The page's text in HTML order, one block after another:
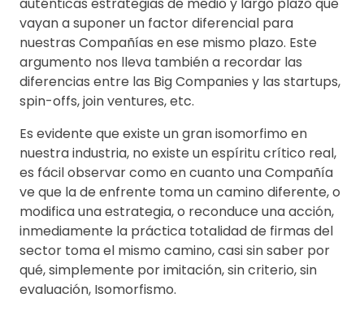
vayan a suponer un factor diferencial para
nuestras Compañías en ese mismo plazo. Este
argumento nos lleva también a recordar las
diferencias entre las Big Companies y las startups,
spin-offs, join ventures, etc.
Es evidente que existe un gran isomorfimo en
nuestra industria, no existe un espíritu crítico real,
es fácil observar como en cuanto una Compañía
ve que la de enfrente toma un camino diferente, o
modifica una estrategia, o reconduce una acción,
inmediamente la práctica totalidad de firmas del
sector toma el mismo camino, casi sin saber por
qué, simplemente por imitación, sin criterio, sin
evaluación, Isomorfismo.